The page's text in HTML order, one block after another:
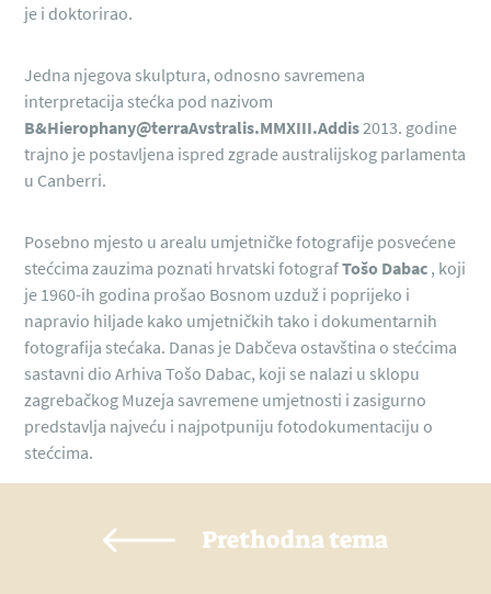
je i doktorirao.
Jedna njegova skulptura, odnosno savremena
interpretacija stećka pod nazivom
B&Hierophany@terraAvstralis.MMXIII.Addis2013. godine
trajno je postavljena ispred zgrade australijskog parlamenta
u Canberri.
Posebno mjesto u arealu umjetničke fotografije posvećene
stećcima zauzima poznati hrvatski fotografTošo Dabac , koji
je 1960-ih godina prošao Bosnom uzduž i poprijeko i
napravio hiljade kako umjetničkih tako i dokumentarnih
fotografija stećaka. Danas je Dabčeva ostavština o stećcima
sastavni dio Arhiva Tošo Dabac, koji se nalazi u sklopu
zagrebačkog Muzeja savremene umjetnosti i zasigurno
predstavlja najveću i najpotpuniju fotodokumentaciju o
stećcima.
Prethodna tema